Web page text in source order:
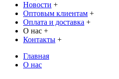
Новости +
Оптовым клиентам +
Оплата и доставка +
О нас +
Контакты +
Главная
О нас